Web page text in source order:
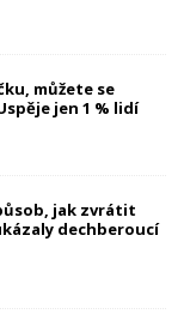
můžete se
jen 1 % lidí
jak zvrátit
dechberoucí